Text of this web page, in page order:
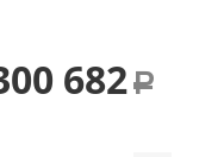
682 Р